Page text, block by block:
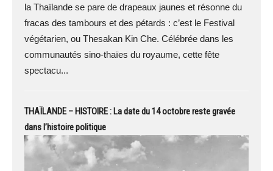
la Thaïlande se pare de drapeaux jaunes et résonne du
fracas des tambours et des pétards : c’est le Festival
végétarien, ou Thesakan Kin Che. Célébrée dans les
communautés sino-thaïes du royaume, cette fête
spectacu...
THAÏLANDE – HISTOIRE : La date du 14 octobre reste gravée
dans l’histoire politique